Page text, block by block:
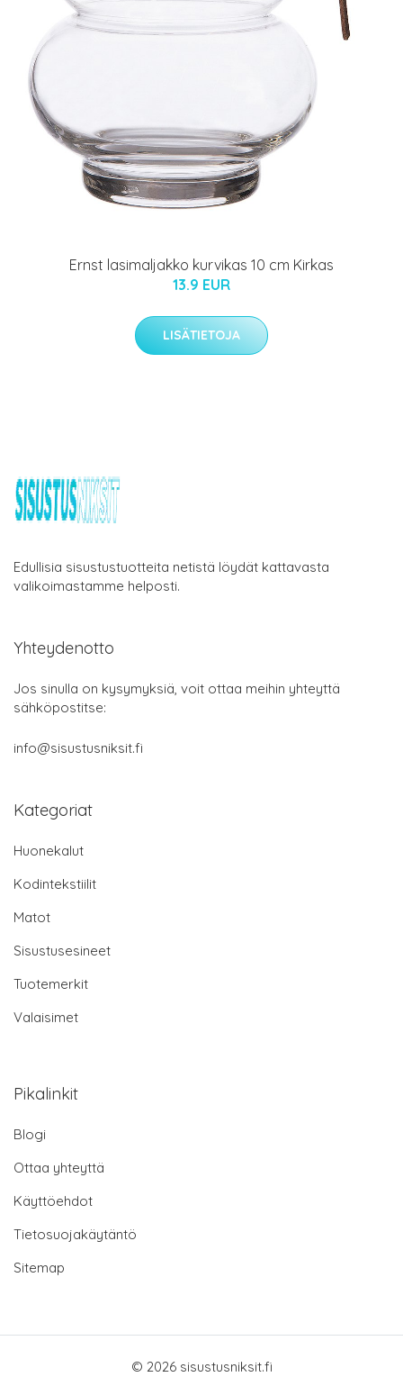
Ernst lasimaljakko kurvikas 10 cm Kirkas
13.9 EUR
LISÄTIETOJA
Edullisia sisustustuotteita netistä löydät kattavasta
valikoimastamme helposti.
Yhteydenotto
Jos sinulla on kysymyksiä, voit ottaa meihin yhteyttä
sähköpostitse:
info@sisustusniksit.fi
Kategoriat
Huonekalut
Kodintekstiilit
Matot
Sisustusesineet
Tuotemerkit
Valaisimet
Pikalinkit
Blogi
Ottaa yhteyttä
Käyttöehdot
Tietosuojakäytäntö
Sitemap
© 2026 sisustusniksit.fi